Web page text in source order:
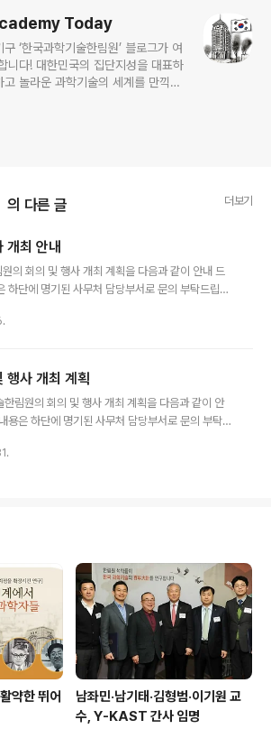
Today
‘한국과학기술한림원’ 블로그가 여
니다! 대한민국의 집단지성을 대표하
놀라운 과학기술의 세계를 만끽하
의 다른 글 더보기
사 개최 안내
의 회의 및 행사 개최 계획을 다음과 같이 안내 드
하단에 명기된 사무처 담당부서로 문의 부탁드립니
보팀 031-710-4602 ○2020년도 제1회 운영위
4651 ○ 2020년도 제1회 정기 총회 - 일 시:
엘타워 ※ 기획예산팀 031-710-4651
사 개최 계획
림원의 회의 및 행사 개최 계획을 다음과 같이 안
용은 하단에 명기된 사무처 담당부서로 문의 부탁
자 22층 다이아몬드홀 ※ 홍보팀 031-710-4602
약한 뛰어
남좌민·남기태·김형범·이기원 교
수, Y-KAST 간사 임명